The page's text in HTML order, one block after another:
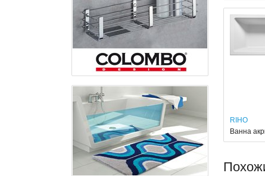
RIHO
Ванна